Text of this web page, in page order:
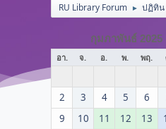
RU Library Forum ► ปฏิทิน
กุมภาพันธ์ 2025
อา. จ. อ. พ. พฤ.
2
3 4 5 6
9
10 11 12 13